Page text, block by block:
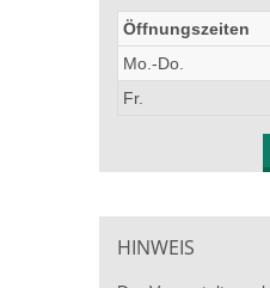
Öffnungszeiten
Mo.-Do.
Fr.
HINWEIS